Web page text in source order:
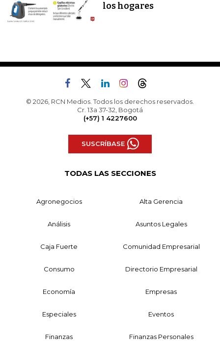
los hogares
© 2026, RCN Medios. Todos los derechos reservados.
Cr. 13a 37-32, Bogotá
(+57) 1 4227600
SUSCRÍBASE
TODAS LAS SECCIONES
Agronegocios Alta Gerencia
Análisis Asuntos Legales
Caja Fuerte Comunidad Empresarial
Consumo Directorio Empresarial
Economía Empresas
Especiales Eventos
Finanzas Finanzas Personales